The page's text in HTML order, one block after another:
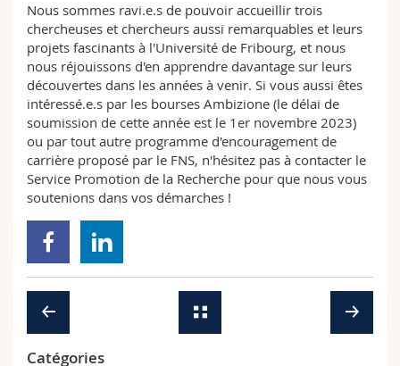
Nous sommes ravi.e.s de pouvoir accueillir trois
chercheuses et chercheurs aussi remarquables et leurs
projets fascinants à l'Université de Fribourg, et nous
nous réjouissons d'en apprendre davantage sur leurs
découvertes dans les années à venir. Si vous aussi êtes
intéressé.e.s par les bourses Ambizione (le délai de
soumission de cette année est le 1er novembre 2023)
ou par tout autre programme d'encouragement de
carrière proposé par le FNS, n'hésitez pas à contacter le
Service Promotion de la Recherche pour que nous vous
soutenions dans vos démarches !
Catégories